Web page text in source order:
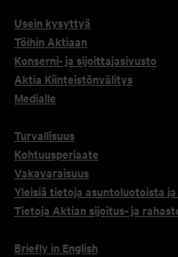
Usein kysyttyä
Töihin Aktiaan
Konserni- ja sijoittajasivusto
Aktia Kiinteistönvälitys
Medialle
Turvallisuus
Kohtuusperiaate
Vakavaraisuus
Yleisiä tietoja asuntoluotoista
Tietoja Aktian sijoitus- ja
Briefly in English